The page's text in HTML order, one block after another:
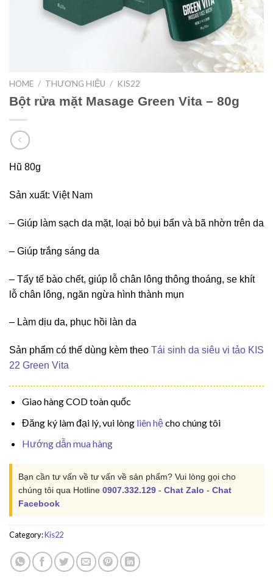
HOME / THƯƠNG HIỆU / KIS22
Bột rửa mặt Masage Green Vita – 80g
Hũ 80g
Sản xuất: Việt Nam
– Giúp làm sạch da mặt, loại bỏ bụi bẩn và bã nhờn trên da
– Giúp trắng sáng da
– Tẩy tế bào chết, giúp lỗ chân lông thông thoáng, se khít
lỗ chân lông, ngăn ngừa hình thành mụn
– Làm dịu da, phục hồi làn da
Sản phẩm có thể dùng kèm theo Tái sinh da siêu vi tảo KIS
22 Green Vita
Giao hàng COD toàn quốc
Đăng ký làm đại lý, vui lòng liên hệcho chúng tôi
Hướng dẫn mua hàng
Bạn cần tư vấn về tư vấn về sản phẩm? Vui lòng gọi cho
chúng tôi qua Hotline 0907.332.129 - Chat Zalo - Chat
Facebook
Category:Kis22